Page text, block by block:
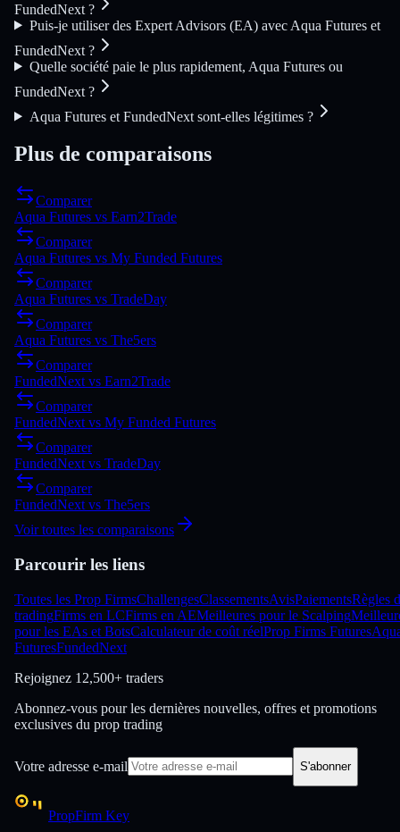
FundedNext ?
Puis-je utiliser des Expert Advisors (EA) avec Aqua Futures et
FundedNext ?
Quelle société paie le plus rapidement, Aqua Futures ou
FundedNext ?
Aqua Futures et FundedNext sont-elles légitimes ?
Plus de comparaisons
Comparer
Aqua Futures vs Earn2Trade
Comparer
Aqua Futures vs My Funded Futures
Comparer
Aqua Futures vs TradeDay
Comparer
Aqua Futures vs The5ers
Comparer
FundedNext vs Earn2Trade
Comparer
FundedNext vs My Funded Futures
Comparer
FundedNext vs TradeDay
Comparer
FundedNext vs The5ers
Voir toutes les comparaisons
Parcourir les liens
Toutes les Prop FirmsChallengesClassementsAvisPaiementsRègles
tradingFirms en LCFirms en AEMeilleures pour le Scalping
pour les EAs et BotsCalculateur de coût réelProp Firms Futures
FuturesFundedNext
Rejoignez 12,500+ traders
Abonnez-vous pour les dernières nouvelles, offres et promotions
exclusives du prop trading
Votre adresse e-mail S'abonner
PropFirm Key